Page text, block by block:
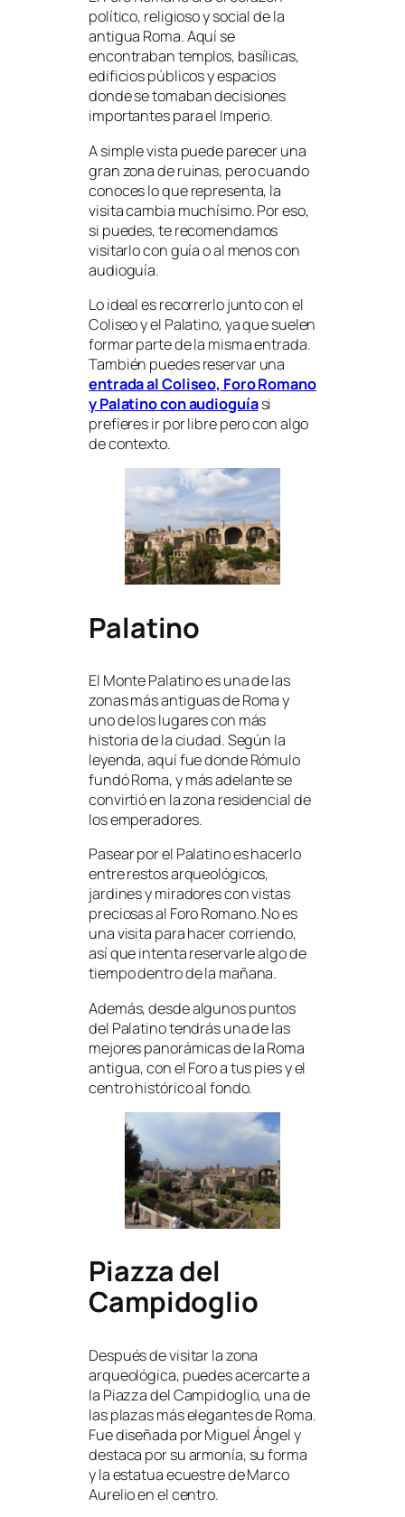
político, religioso y social de la
antigua Roma. Aquí se
encontraban templos, basílicas,
edificios públicos y espacios
donde se tomaban decisiones
importantes para el Imperio.
A simple vista puede parecer una
gran zona de ruinas, pero cuando
conoces lo que representa, la
visita cambia muchísimo. Por eso,
si puedes, te recomendamos
visitarlo con guía o al menos con
audioguía.
Lo ideal es recorrerlo junto con el
Coliseo y el Palatino, ya que suelen
formar parte de la misma entrada.
También puedes reservar una
entrada al Coliseo, Foro Romano
y Palatino con audioguíasi
prefieres ir por libre pero con algo
de contexto.
Palatino
El Monte Palatino es una de las
zonas más antiguas de Roma y
uno de los lugares con más
historia de la ciudad. Según la
leyenda, aquí fue donde Rómulo
fundó Roma, y más adelante se
convirtió en la zona residencial de
los emperadores.
Pasear por el Palatino es hacerlo
entre restos arqueológicos,
jardines y miradores con vistas
preciosas al Foro Romano. No es
una visita para hacer corriendo,
así que intenta reservarle algo de
tiempo dentro de la mañana.
Además, desde algunos puntos
del Palatino tendrás una de las
mejores panorámicas de la Roma
antigua, con el Foro a tus pies y el
centro histórico al fondo.
Piazza del
Campidoglio
Después de visitar la zona
arqueológica, puedes acercarte a
la Piazza del Campidoglio, una de
las plazas más elegantes de Roma.
Fue diseñada por Miguel Ángel y
destaca por su armonía, su forma
y la estatua ecuestre de Marco
Aurelio en el centro.